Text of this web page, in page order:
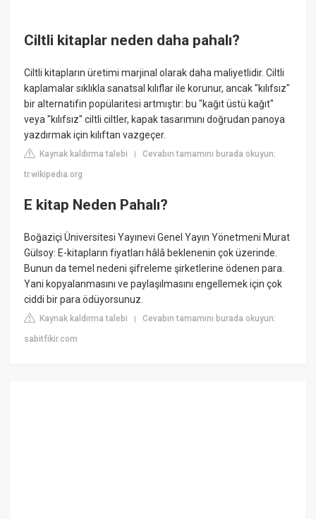
Ciltli kitaplar neden daha pahalı?
Ciltli kitapların üretimi marjinal olarak daha maliyetlidir. Ciltli
kaplamalar sıklıkla sanatsal kılıflar ile korunur, ancak "kılıfsız"
bir alternatifin popülaritesi artmıştır: bu "kağıt üstü kağıt"
veya "kılıfsız" ciltli ciltler, kapak tasarımını doğrudan panoya
yazdırmak için kılıftan vazgeçer.
Kaynak kaldırma talebi |Cevabın tamamını burada okuyun:
tr.wikipedia.org
E kitap Neden Pahalı?
Boğaziçi Üniversitesi Yayınevi Genel Yayın Yönetmeni Murat
Gülsoy: E-kitapların fiyatları hâlâ beklenenin çok üzerinde.
Bunun da temel nedeni şifreleme şirketlerine ödenen para.
Yani kopyalanmasını ve paylaşılmasını engellemek için çok
ciddi bir para ödüyorsunuz.
Kaynak kaldırma talebi |Cevabın tamamını burada okuyun:
sabitfikir.com